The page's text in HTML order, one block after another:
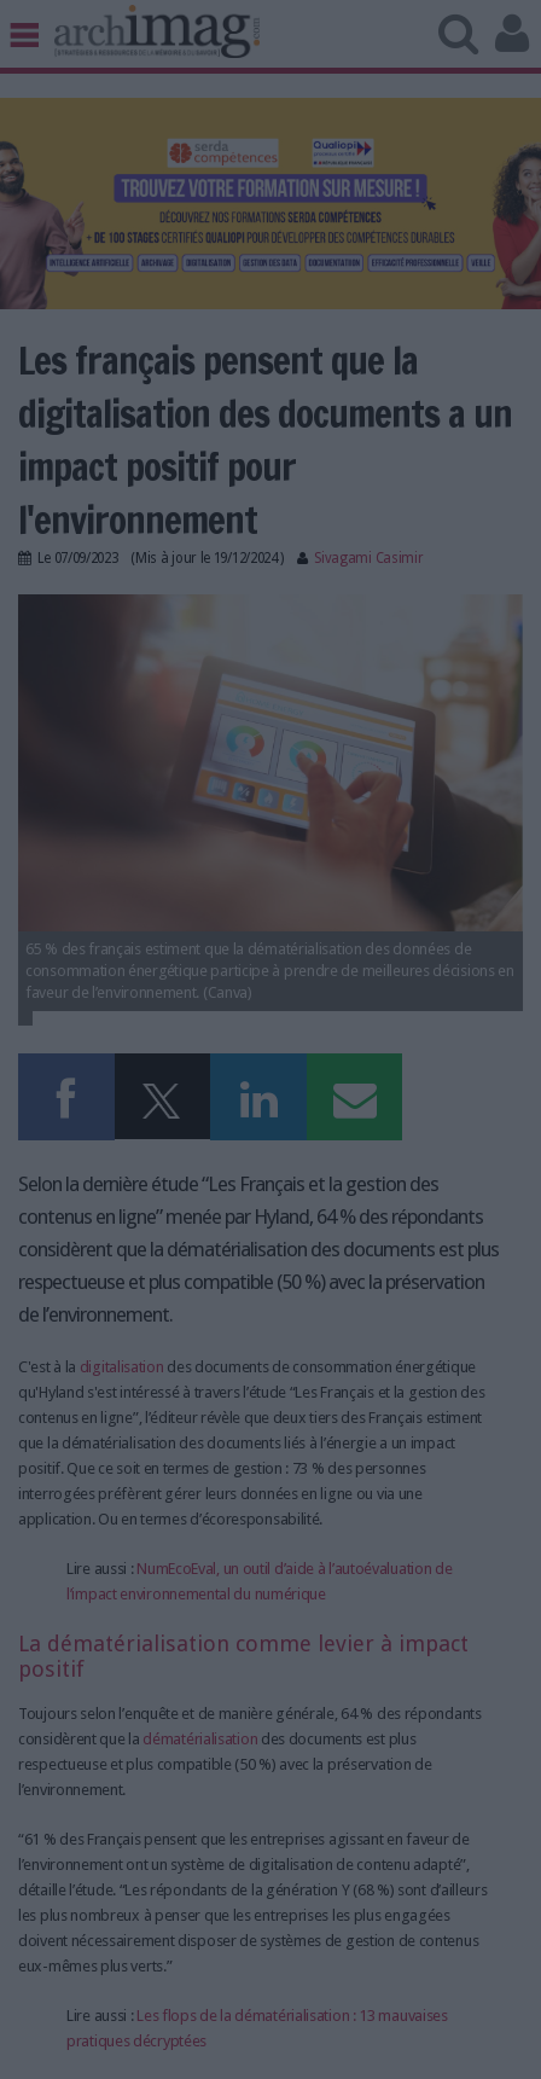
BIBLIOTHÈQUE ÉDITION
UNIVERS DATA
TRAVAIL COLLABORATIF
VIE NUMÉRIQUE
NUMÉRIQUE RESPONSABLE
LES NEWSLETTERS
LE MAGAZINE
LES GUIDES PRATIQUES
NOS OFFRES D'ABONNEMENTS
Les français pensent que la
digitalisation des documents a un
impact positif pour
l'environnement
Le 07/09/2023 (Mis à jour le 19/12/2024) Sivagami Casimir
65 % des français estiment que la dématérialisation des données de
consommation énergétique participe à prendre de meilleures décisions en
faveur de l’environnement. (Canva)
Selon la dernière étude “Les Français et la gestion des
contenus en ligne” menée par Hyland, 64 % des répondants
considèrent que la dématérialisation des documents est plus
respectueuse et plus compatible (50 %) avec la préservation
de l’environnement.
C'est à la digitalisation des documents de consommation énergétique
qu'Hyland s'est intéressé à travers l’étude “Les Français et la gestion des
contenus en ligne”, l’éditeur révèle que deux tiers des Français estiment
que la dématérialisation des documents liés à l’énergie a un impact
positif. Que ce soit en termes de gestion : 73 % des personnes
interrogées préfèrent gérer leurs données en ligne ou via une
application. Ou en termes d’écoresponsabilité.
Lire aussi : NumEcoEval, un outil d’aide à l’autoévaluation de
l’impact environnemental du numérique
La dématérialisation comme levier à impact
positif
Toujours selon l’enquête et de manière générale, 64 % des répondants
considèrent que la dématérialisation des documents est plus
respectueuse et plus compatible (50 %) avec la préservation de
l’environnement.
“61 % des Français pensent que les entreprises agissant en faveur de
l’environnement ont un système de digitalisation de contenu adapté”,
détaille l’étude. “Les répondants de la génération Y (68 %) sont d’ailleurs
les plus nombreux à penser que les entreprises les plus engagées
doivent nécessairement disposer de systèmes de gestion de contenus
eux-mêmes plus verts.”
Lire aussi : Les flops de la dématérialisation : 13 mauvaises
pratiques décryptées